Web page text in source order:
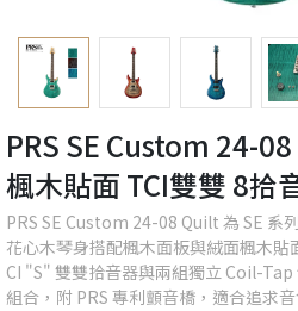
PRS SE Custom 24-
楓木貼面 TCI雙雙 8拾
PRS SE Custom 24-08 Quilt 為 SE 系
花心木琴身搭配楓木面板與絨面楓木
CI "S" 雙雙拾音器與兩組獨立 Coil-
組合，附 PRS 專利顫音橋，適合追求